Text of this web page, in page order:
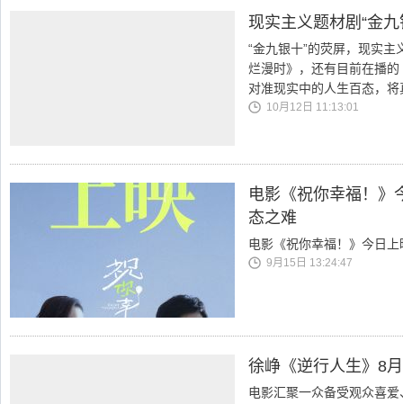
现实主义题材剧“金
“金九银十”的荧屏，现实
烂漫时》，还有目前在播
对准现实中的人生百态，
10月12日 11:13:01
电影《祝你幸福！》
态之难
电影《祝你幸福！》今日
9月15日 13:24:47
徐峥《逆行人生》8
电影汇聚一众备受观众喜